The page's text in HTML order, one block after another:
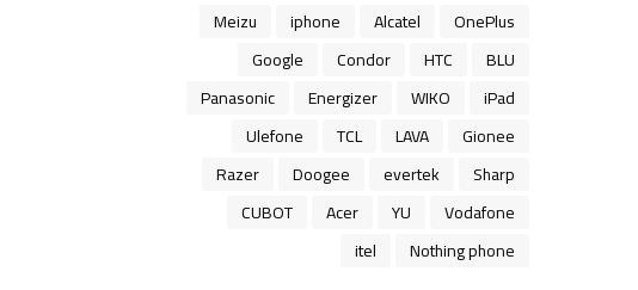
OnePlus
Alcatel
iphone
Meizu
BLU
HTC
Condor
Google
iPad
WIKO
Energizer
Panasonic
Gionee
LAVA
TCL
Ulefone
Sharp
evertek
Doogee
Razer
Vodafone
YU
Acer
CUBOT
Nothing phone
itel